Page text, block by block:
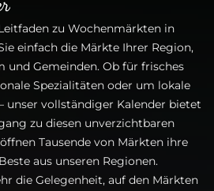
zu Wochenmärkten in
einfach die Märkte Ihrer Region,
und Gemeinden. Ob für frisches
Spezialitäten oder um lokale
unser vollständiger Kalender bietet
zu diesen unverzichtbaren
Tausende von Märkten ihre
aus unseren Regionen.
die Gelegenheit, auf den Märkten